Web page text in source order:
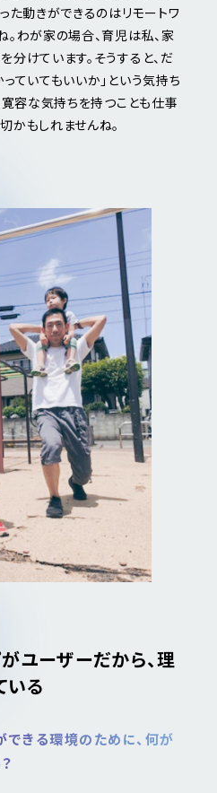
た動きができるのはリモートワ
。わが家の場合、育児は私、家
けています。そうすると、だ
ていてもいいか」という気持ち
寛容な気持ちを持つことも仕事
かもしれませんね。
ユーザーだから、理
いる
きる環境のために、何が